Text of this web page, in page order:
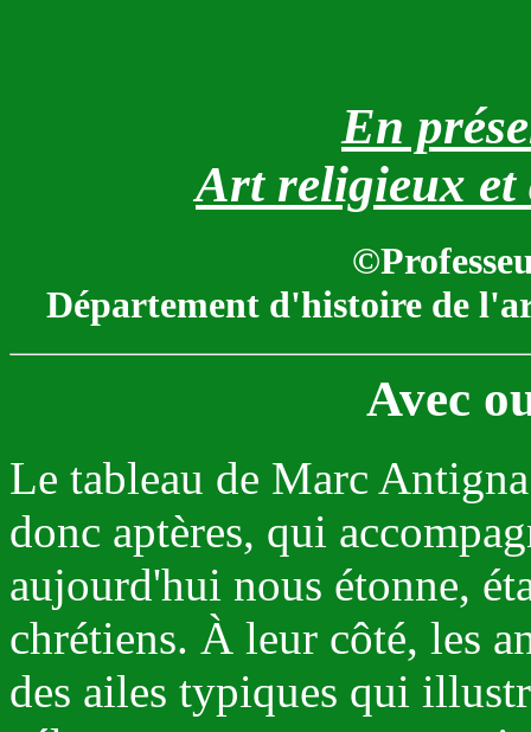
En
Art religieux et
Département d'histoire de
Avec
Le tableau de Marc
donc aptères, qui
aujourd'hui nous étonne,
chrétiens. À leur côté, les
des ailes typiques qui